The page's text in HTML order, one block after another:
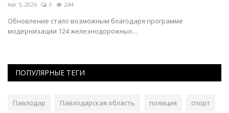
Авг 5, 2026 0 244
Обновление стало возможным благодаря программе
модернизации 124 железнодорожных...
ПОПУЛЯРНЫЕ ТЕГИ
Павлодар Павлодарская область полиция спорт